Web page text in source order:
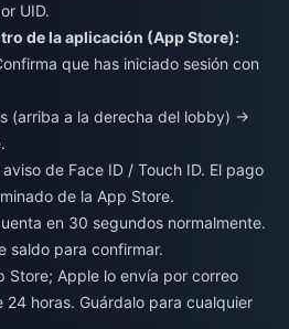
UID.
de la aplicación (App Store):
que has iniciado sesión con
(arriba a la derecha del lobby) →
de Face ID / Touch ID. El pago
de la App Store.
en 30 segundos normalmente.
saldo para confirmar.
Store; Apple lo envía por correo
horas. Guárdalo para cualquier